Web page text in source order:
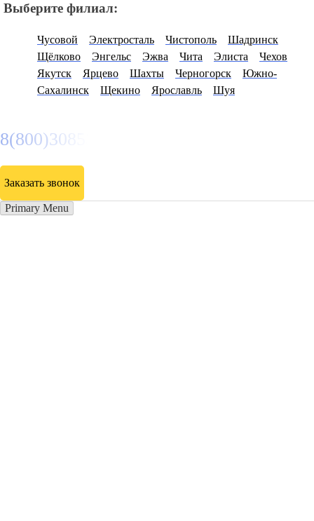
Выберите филиал:
Чусовой Электросталь Чистополь
Шадринск
Щёлково
Энгельс Эжва Чита Элиста
Чехов
Якутск
Ярцево Шахты Черногорск
Южно-
Сахалинск
Щекино Ярославль Шуя
8(800)3085303
Заказать звонок
Primary Menu